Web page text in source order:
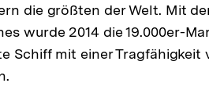
die größten der Welt. Mit
wurde 2014 die 19.000er-
Schiff mit einer Tragfähigkeit